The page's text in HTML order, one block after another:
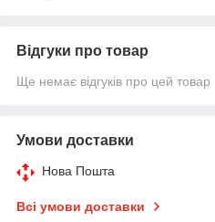
Відгуки про товар
Ще немає відгуків про цей товар
Умови доставки
Нова Пошта
Всі умови доставки